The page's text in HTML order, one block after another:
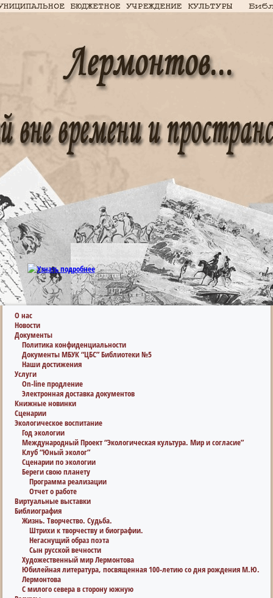
О нас
Новости
Документы
Политика конфиденциальности
Документы МБУК “ЦБС” Библиотеки №5
Наши достижения
Услуги
On-line продление
Электронная доставка документов
Книжные новинки
Сценарии
Экологическое воспитание
Год экологии
Международный Проект “Экологическая культура. Мир и согласие”
Клуб “Юный эколог”
Сценарии по экологии
Береги свою планету
Программа реализации
Отчет о работе
Виртуальные выставки
Библиография
Жизнь. Творчество. Судьба.
Штрихи к творчеству и биографии.
Негаснущий образ поэта
Сын русской вечности
Художественный мир Лермонтова
Юбилейная литература, посвященная 100-летию со дня рождения М.Ю.
Лермонтова
С милого севера в сторону южную